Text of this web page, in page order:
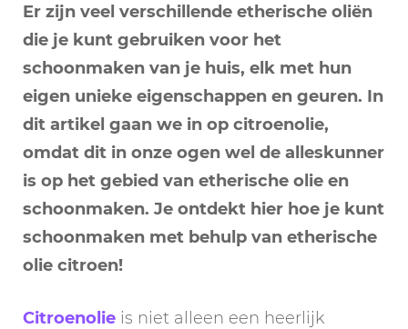
Er zijn veel verschillende etherische oliën
die je kunt gebruiken voor het
schoonmaken van je huis, elk met hun
eigen unieke eigenschappen en geuren. In
dit artikel gaan we in op citroenolie,
omdat dit in onze ogen wel de alleskunner
is op het gebied van etherische olie en
schoonmaken. Je ontdekt hier hoe je kunt
schoonmaken met behulp van etherische
olie citroen!
Citroenolie is niet alleen een heerlijk